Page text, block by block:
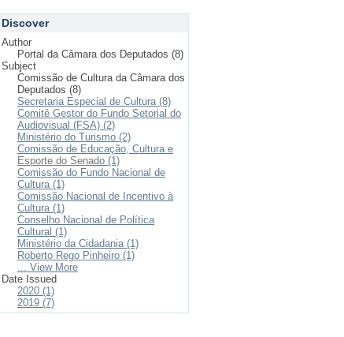
Discover
Author
Portal da Câmara dos Deputados (8)
Subject
Comissão de Cultura da Câmara dos
Deputados (8)
Secretaria Especial de Cultura (8)
Comitê Gestor do Fundo Setorial do
Audiovisual (FSA) (2)
Ministério do Turismo (2)
Comissão de Educação, Cultura e
Esporte do Senado (1)
Comissão do Fundo Nacional de
Cultura (1)
Comissão Nacional de Incentivo à
Cultura (1)
Conselho Nacional de Política
Cultural (1)
Ministério da Cidadania (1)
Roberto Rego Pinheiro (1)
... View More
Date Issued
2020 (1)
2019 (7)